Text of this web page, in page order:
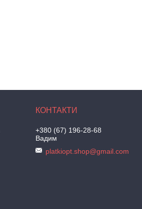
+380 (67) 196-28-68
Вадим
platkiopt.shop@gmail.com